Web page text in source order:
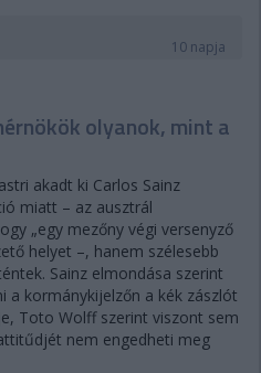
10 napja
olyanok, mint a
akadt ki Carlos Sainz
miatt – az ausztrál
„egy mezőny végi versenyző
helyet –, hanem szélesebb
Sainz elmondása szerint
kormánykijelzőn a kék zászlót
Toto Wolff szerint viszont sem
nem engedheti meg